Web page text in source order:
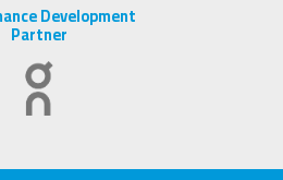
Development
Partner